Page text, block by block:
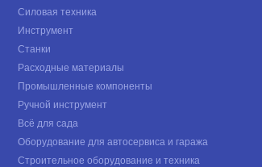
Силовая техника
Инструмент
Станки
Расходные материалы
Промышленные компоненты
Ручной инструмент
Всё для сада
Оборудование для автосервиса и гаража
Строительное оборудование и техника